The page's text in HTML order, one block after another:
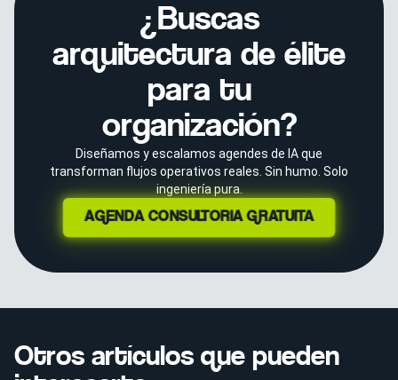
¿Buscas
arquitectura de élite
para tu
organización?
Diseñamos y escalamos agendes de IA que
transforman flujos operativos reales. Sin humo. Solo
ingeniería pura.
AGENDA CONSULTORÍA GRATUITA
Otros artículos que pueden